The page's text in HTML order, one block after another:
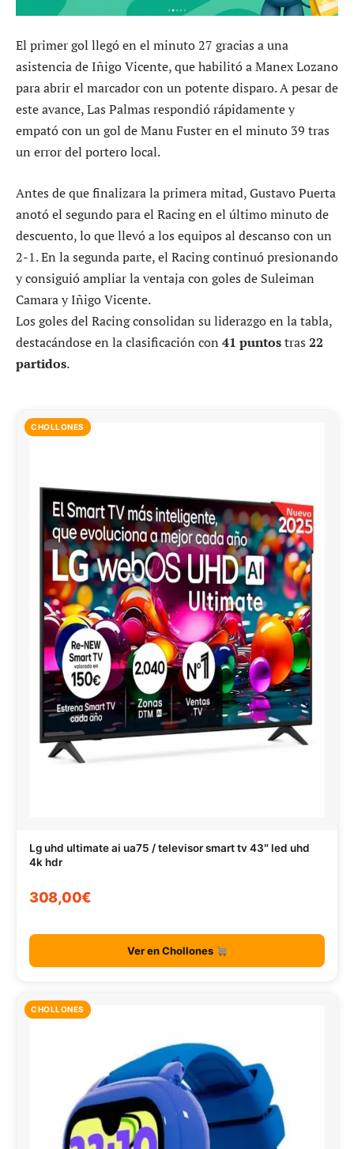
El primer gol llegó en el minuto 27 gracias a una
asistencia de Iñigo Vicente, que habilitó a Manex Lozano
para abrir el marcador con un potente disparo. A pesar de
este avance, Las Palmas respondió rápidamente y
empató con un gol de Manu Fuster en el minuto 39 tras
un error del portero local.
Antes de que finalizara la primera mitad, Gustavo Puerta
anotó el segundo para el Racing en el último minuto de
descuento, lo que llevó a los equipos al descanso con un
2-1. En la segunda parte, el Racing continuó presionando
y consiguió ampliar la ventaja con goles de Suleiman
Camara y Iñigo Vicente.
Los goles del Racing consolidan su liderazgo en la tabla,
destacándose en la clasificación con 41 puntostras 22
partidos.
CHOLLONES
Lg uhd ultimate ai ua75 / televisor smart tv 43″ led uhd
4k hdr
308,00€
Ver en Chollones
CHOLLONES